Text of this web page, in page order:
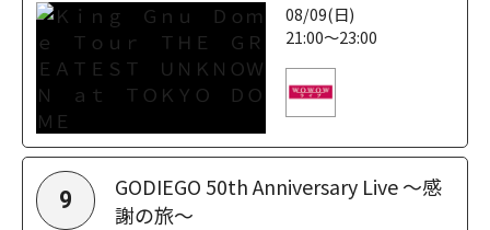
08/09(日)
21:00～23:00
9
GODIEGO 50th Anniversary Live ～感
謝の旅～